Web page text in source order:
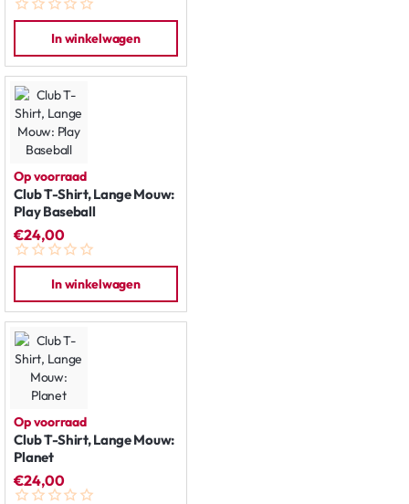
In winkelwagen
Op voorraad
Club T-Shirt, Lange Mouw:
Play Baseball
€24,00
In winkelwagen
Op voorraad
Club T-Shirt, Lange Mouw:
Planet
€24,00